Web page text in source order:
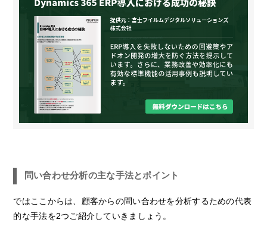
問い合わせ分析の主な手法とポイント
ではここからは、顧客からの問い合わせを分析するための代表
的な手法を2つご紹介していきましょう。